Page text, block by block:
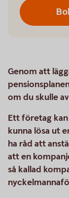
Genom att
om du skulle
Ett företag
kunna lösa ut
ha råd att
att en
så kallad